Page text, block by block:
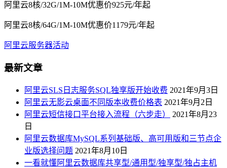
阿里云8核/32G/1M-10M优惠价925元/年起
阿里云8核/64G/1M-10M优惠价1179元/年起
阿里云服务器活动
最新文章
阿里云SLS日志服务SQL独享版开始收费 2021年9月3日
阿里云无影云桌面不同版本收费价格表 2021年9月2日
阿里云短信接口平台接入流程（六步走）
2021年8月23
日
阿里云数据库MySQL系列基础版、高可用版和三节点企
业版选择问题 2021年8月10日
一看就懂阿里云数据库共享型/通用型/独享型/独占主机